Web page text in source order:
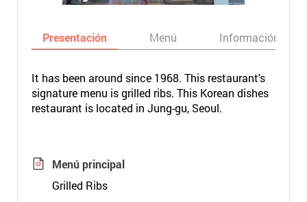
Presentación Menú Información
It has been around since 1968. This restaurant's
signature menu is grilled ribs. This Korean dishes
restaurant is located in Jung-gu, Seoul.
Menú principal
Grilled Ribs